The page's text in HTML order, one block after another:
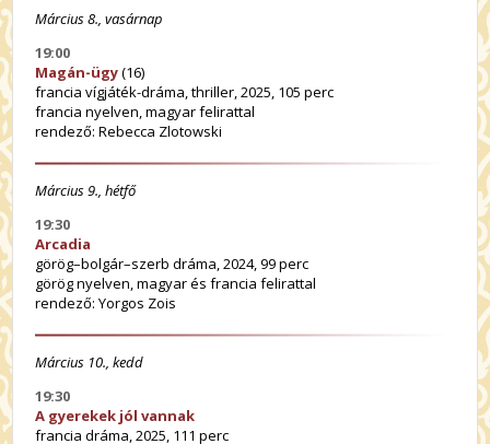
Március 8., vasárnap
19:00
Magán-ügy(16)
francia vígjáték-dráma, thriller, 2025, 105 perc
francia nyelven, magyar felirattal
rendező: Rebecca Zlotowski
Március 9., hétfő
19:30
Arcadia
görög–bolgár–szerb dráma, 2024, 99 perc
görög nyelven, magyar és francia felirattal
rendező: Yorgos Zois
Március 10., kedd
19:30
A gyerekek jól vannak
francia dráma, 2025, 111 perc